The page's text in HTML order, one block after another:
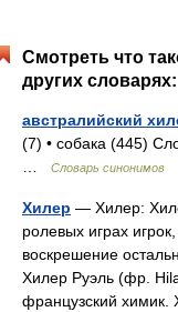
Смотреть что
других словарях:
австралийский
(7) • собака (445)
…
Словарь синонимов
Хилер — Хилер:
ролевых играх
воскрешение
Хилер Руэль (фр.
французский